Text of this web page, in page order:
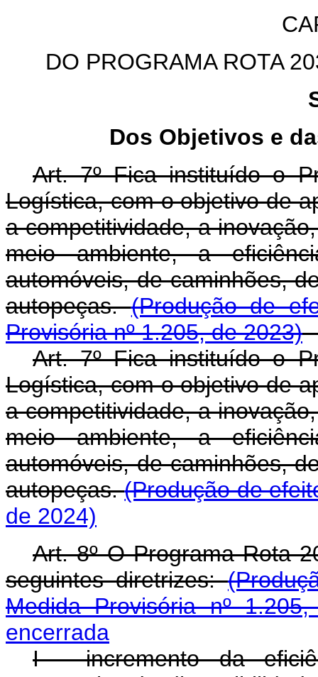
DO PROGRAMA ROTA
Dos Objetivos e
Art. 7º Fica instituído o
Logística, com o objetivo de
a competitividade, a
meio ambiente, a
automóveis, de caminhões,
autopeças.(Produção de
Provisória nº 1.205, de 2023)
Art. 7º Fica instituído o
Logística, com o objetivo de
a competitividade, a
meio ambiente, a
automóveis, de caminhões,
autopeças.(Produção de
de 2024)
Art. 8º O Programa Rota
seguintes diretrizes:
Medida Provisória nº
encerrada
I - incremento da